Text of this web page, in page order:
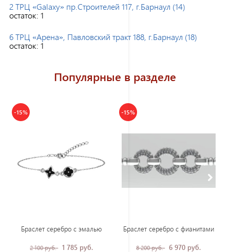
2 ТРЦ «Galaxy» пр.Строителей 117, г.Барнаул (14)
остаток: 1
6 ТРЦ «Арена», Павловский тракт 188, г.Барнаул (18)
остаток: 1
Популярные в разделе
-15%
Браслет серебро с эмалью
2 100 руб. 1 785 руб.
-15%
Браслет серебро с фианитами
8 200 руб. 6 970 руб.